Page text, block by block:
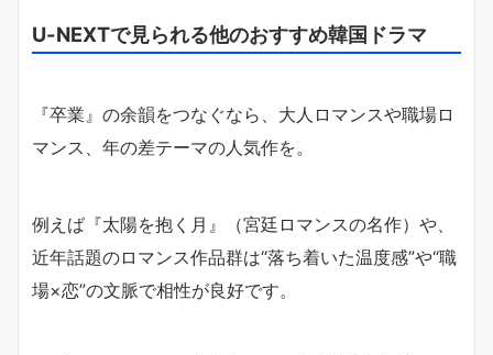
U-NEXTで見られる他のおすすめ韓国ドラマ
『卒業』の余韻をつなぐなら、大人ロマンスや職場ロ
マンス、年の差テーマの人気作を。
例えば『太陽を抱く月』（宮廷ロマンスの名作）や、
近年話題のロマンス作品群は“落ち着いた温度感”や“職
場×恋”の文脈で相性が良好です。